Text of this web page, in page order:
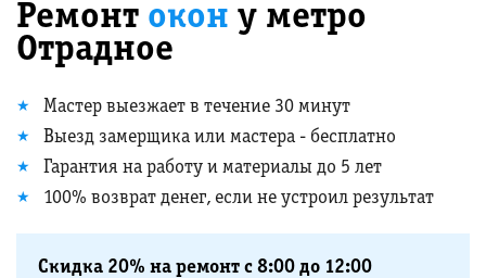
Ремонт окон у метро
Отрадное
Мастер выезжает в течение 30 минут
Выезд замерщика или мастера - бесплатно
Гарантия на работу и материалы до 5 лет
100% возврат денег, если не устроил результат
Скидка 20% на ремонт с 8:00 до 12:00